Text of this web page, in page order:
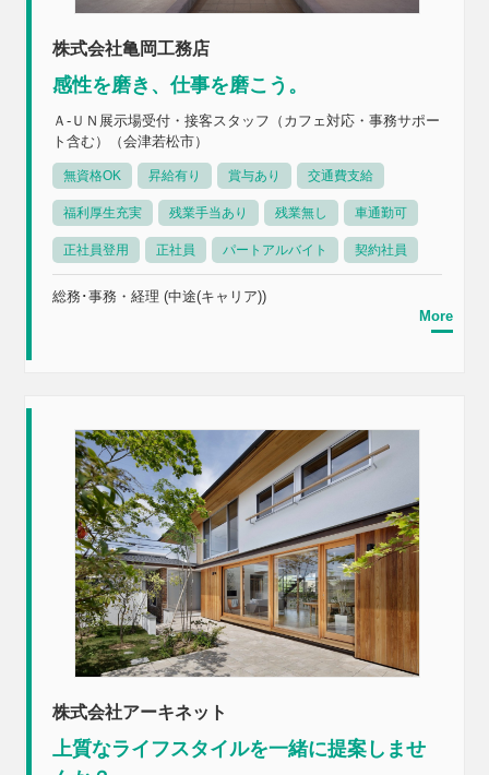
株式会社亀岡工務店
感性を磨き、仕事を磨こう。
Ａ-ＵＮ展示場受付・接客スタッフ（カフェ対応・事務サポー
ト含む）（会津若松市）
無資格OK 昇給有り 賞与あり 交通費支給
福利厚生充実 残業手当あり 残業無し 車通勤可
正社員登用 正社員 パートアルバイト 契約社員
総務･事務・経理 (中途(キャリア))
More
株式会社アーキネット
上質なライフスタイルを一緒に提案しませ